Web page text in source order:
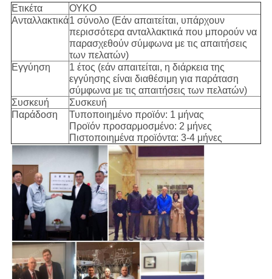
Ετικέτα
ΟΥΚΟ
Ανταλλακτικά1 σύνολο (Εάν απαιτείται, υπάρχουν
περισσότερα ανταλλακτικά που μπορούν να
παρασχεθούν σύμφωνα με τις απαιτήσεις
των πελατών)
Εγγύηση
1 έτος (εάν απαιτείται, η διάρκεια της
εγγύησης είναι διαθέσιμη για παράταση
σύμφωνα με τις απαιτήσεις των πελατών)
Συσκευή
Συσκευή
Παράδοση
Τυποποιημένο προϊόν: 1 μήνας
Προϊόν προσαρμοσμένο: 2 μήνες
Πιστοποιημένα προϊόντα: 3-4 μήνες